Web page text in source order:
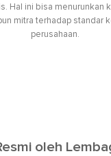
Hal ini bisa menurunkan
mitra terhadap standar
perusahaan.
oleh